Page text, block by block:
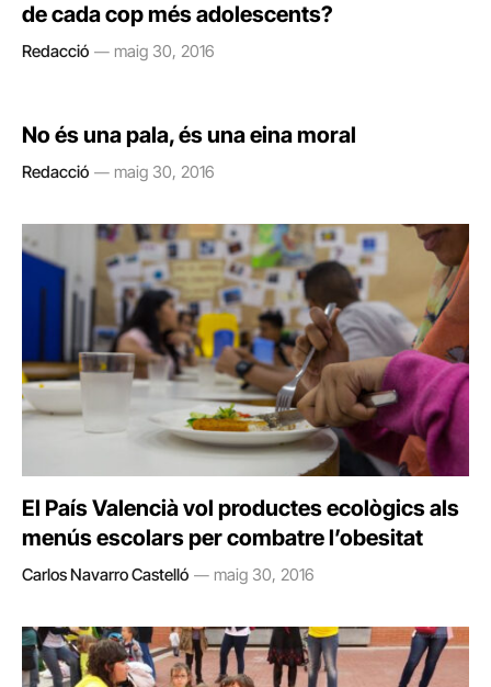
de cada cop més adolescents?
Redacció maig 30, 2016
No és una pala, és una eina moral
Redacció maig 30, 2016
El País Valencià vol productes ecològics als
menús escolars per combatre l’obesitat
Carlos Navarro Castelló maig 30, 2016